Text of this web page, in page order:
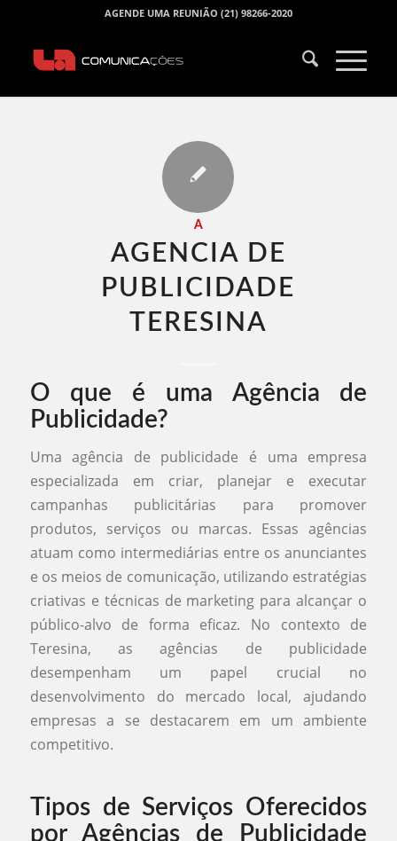
AGENDE UMA REUNIÃO (21) 98266-2020
A
AGENCIA DE
PUBLICIDADE
TERESINA​
O que é uma Agência de
Publicidade?
Uma agência de publicidade é uma empresa
especializada em criar, planejar e executar
campanhas publicitárias para promover
produtos, serviços ou marcas. Essas agências
atuam como intermediárias entre os anunciantes
e os meios de comunicação, utilizando estratégias
criativas e técnicas de marketing para alcançar o
público-alvo de forma eficaz. No contexto de
Teresina, as agências de publicidade
desempenham um papel crucial no
desenvolvimento do mercado local, ajudando
empresas a se destacarem em um ambiente
competitivo.
Tipos de Serviços Oferecidos
por Agências de Publicidade